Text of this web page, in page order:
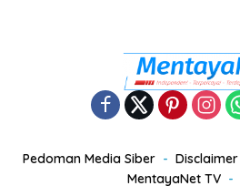
Pedoman Media Siber Disclaimer
MentayaNet TV